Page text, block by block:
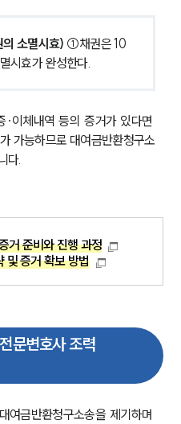
소멸시효) ①채권은 10
시효가 완성한다.
이체내역 등의 증거가 있다면
가능하므로 대여금반환청구소
다.
거 준비와 진행 과정
및 증거 확보 방법
문변호사 조력
여금반환청구소송을 제기하며